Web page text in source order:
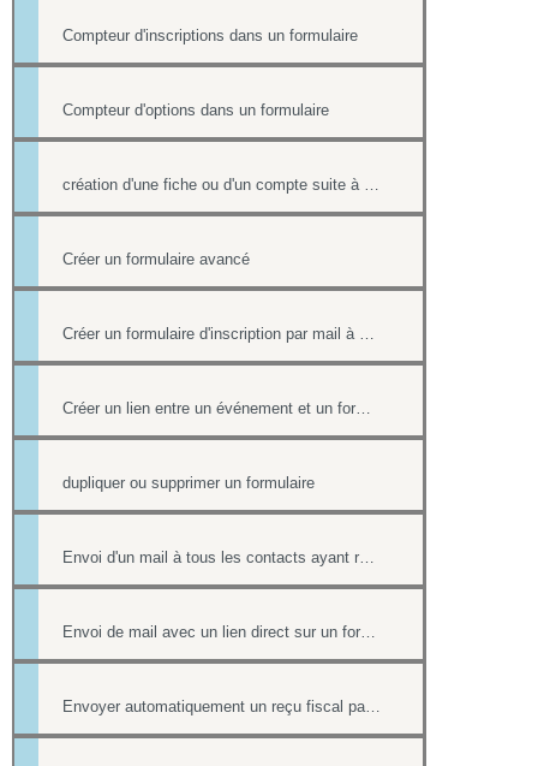
Compteur d'inscriptions dans un formulaire
Compteur d'options dans un formulaire
création d'une fiche ou d'un compte suite à une réponse sur un formulaire et redirection sur une page lorsqu'il est rempli
Créer un formulaire avancé
Créer un formulaire d'inscription par mail à un événement
Créer un lien entre un événement et un formulaire
dupliquer ou supprimer un formulaire
Envoi d'un mail à tous les contacts ayant répondu à un formulaire
Envoi de mail avec un lien direct sur un formulaire, pré-rempli avec les informations du contact
Envoyer automatiquement un reçu fiscal par mail lors d'une réponse à un formulaire en ligne